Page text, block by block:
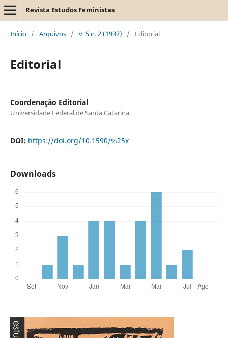
Revista Estudos Feministas
Início / Arquivos / v. 5 n. 2 (1997) / Editorial
Editorial
Coordenação Editorial
Universidade Federal de Santa Catarina
DOI: https://doi.org/10.1590/%25x
Downloads